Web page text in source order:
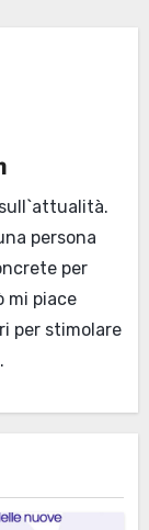
persona
per
mi piace
per stimolare